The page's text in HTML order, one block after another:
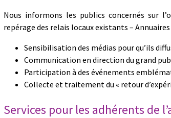
Nous informons les publics concernés sur
repérage des relais locaux existants –
Sensibilisation des médias pour qu’ils
Communication en direction du grand
Participation à des événements
Collecte et traitement du « retour
Services pour les adhérents de